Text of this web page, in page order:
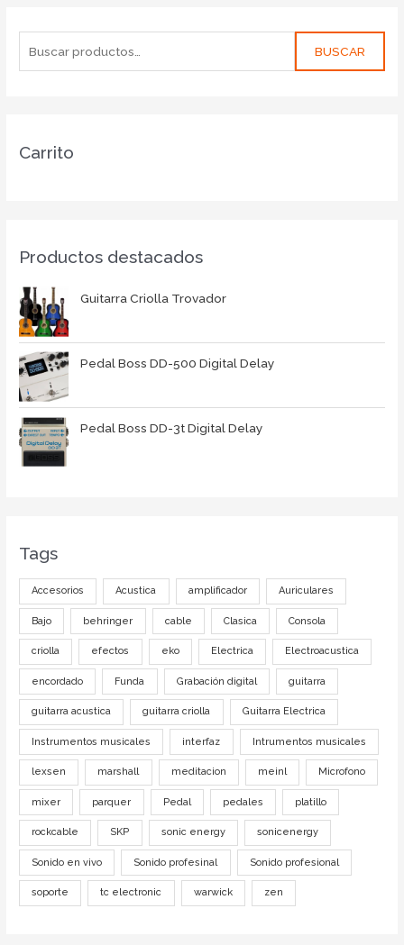
BUSCAR
Carrito
Productos destacados
Guitarra Criolla Trovador
Pedal Boss DD-500 Digital Delay
Pedal Boss DD-3t Digital Delay
Tags
Accesorios Acustica amplificador Auriculares
Bajo behringer cable Clasica Consola
criolla efectos eko Electrica Electroacustica
encordado Funda Grabación digital guitarra
guitarra acustica guitarra criolla Guitarra Electrica
Instrumentos musicales interfaz Intrumentos musicales
lexsen marshall meditacion meinl Microfono
mixer parquer Pedal pedales platillo
rockcable SKP sonic energy sonicenergy
Sonido en vivo Sonido profesinal Sonido profesional
soporte tc electronic warwick zen